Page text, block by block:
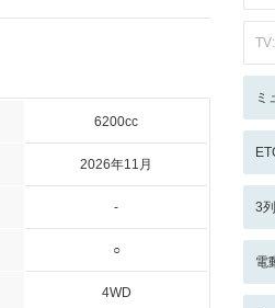
6200cc
2026年11月
-
○
4WD
ミ
3
電